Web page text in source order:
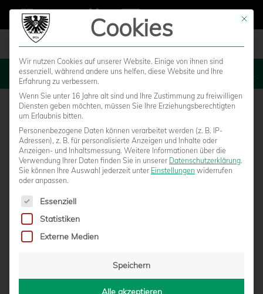
MENU
MEHR ALS 1906 SUPPORTERS –
vonMarcel Weskamp|23.04.2020 - 17:06
Mit
Cookies
Wir nutzen Cookies auf unserer Website. Einige von ihnen sind
essenziell, während andere uns helfen, diese Website und Ihre
Erfahrung zu verbessern.
Wenn Sie unter 16 Jahre alt sind und Ihre Zustimmung zu freiwilligen
Diensten geben möchten, müssen Sie Ihre Erziehungsberechtigten
um Erlaubnis bitten.
Personenbezogene Daten können verarbeitet werden (z. B. IP-
Adressen), z. B. für personalisierte Anzeigen und Inhalte oder
Anzeigen- und Inhaltsmessung. Weitere Informationen über die
Verwendung Ihrer Daten finden Sie in unserer Datenschutzerklärung.
Sie können Ihre Auswahl jederzeit unter Einstellungen widerrufen
oder anpassen.
Es folgt eine Liste der Service-Gruppen, für die eine
Essenziell
Statistiken
Externe Medien
Speichern
Alle akzeptieren